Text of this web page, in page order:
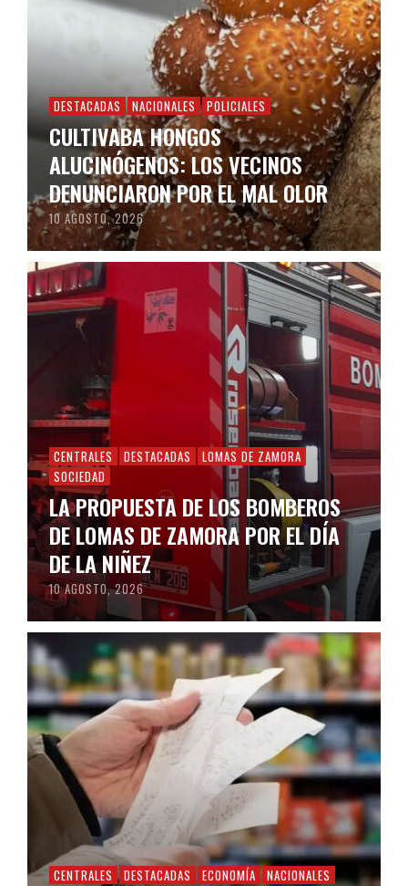
DESTACADAS NACIONALES POLICIALES
CULTIVABA HONGOS
ALUCINÓGENOS: LOS VECINOS
DENUNCIARON POR EL MAL OLOR
10 AGOSTO, 2026
CENTRALES DESTACADAS
LOMAS DE ZAMORA
SOCIEDAD
LA PROPUESTA DE LOS BOMBEROS
DE LOMAS DE ZAMORA POR EL DÍA
DE LA NIÑEZ
10 AGOSTO, 2026
CENTRALES DESTACADAS ECONOMÍA NACIONALES